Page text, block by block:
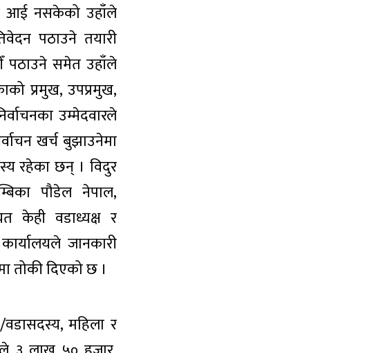
आई नसकेको उहाँले
पठाउने तयारी
पठाउने समेत उहाँले
प्रमुख, उपप्रमुख,
उम्मेदवारले
खर्च बुझाउनेमा
रहेका छन् । विदुर
पौडेल नेपाल,
केही वडाध्यक्ष र
जानकारी
तोकी दिएको छ ।
महिला र